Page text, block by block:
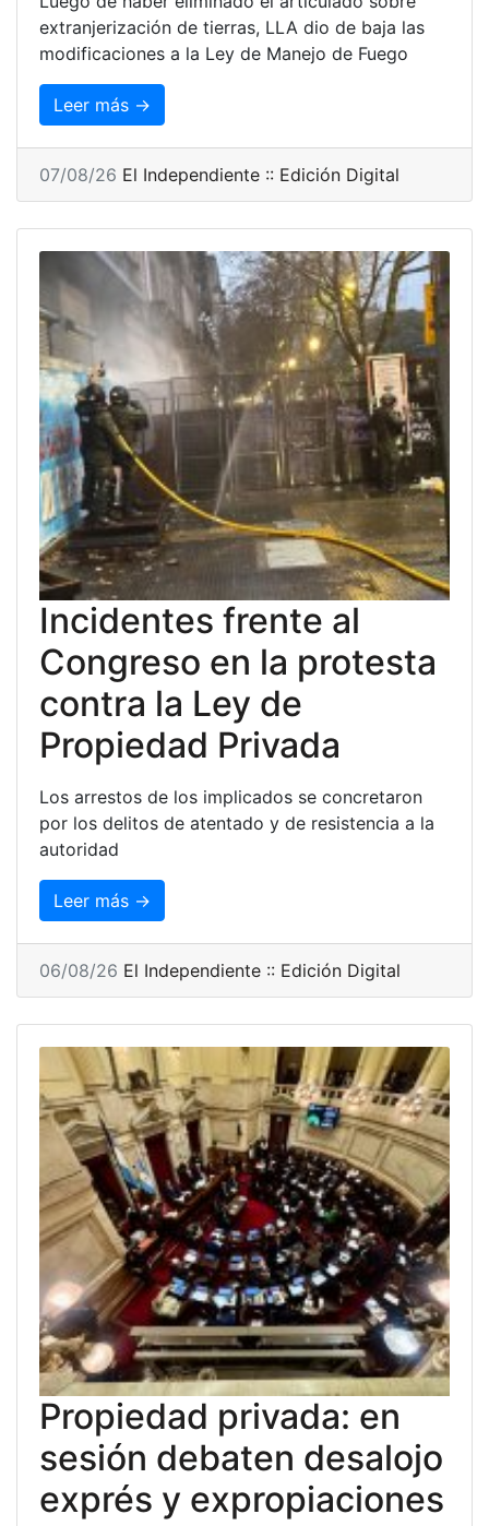
extranjerización de tierras, LLA dio de baja las
modificaciones a la Ley de Manejo de Fuego
Leer más →
07/08/26 El Independiente :: Edición Digital
Incidentes frente al
Congreso en la protesta
contra la Ley de
Propiedad Privada
Los arrestos de los implicados se concretaron
por los delitos de atentado y de resistencia a la
autoridad
Leer más →
06/08/26 El Independiente :: Edición Digital
Propiedad privada: en
sesión debaten desalojo
exprés y expropiaciones